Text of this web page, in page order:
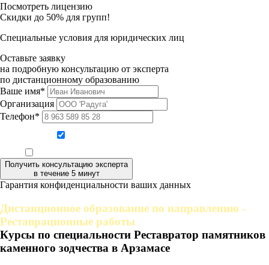
Посмотреть лицензию
Скидки до 50% для групп!
Специальные условия для юридических лиц
Оставьте заявку
на подробную консультацию от эксперта
по дистанционному образованию
Ваше имя*
Организация
Телефон*
Получить консультацию эксперта
в течение 5 минут
Гарантия конфиденциальности ваших данных
Дистанционное образование по направлению -
Реставрационные работы
Курсы по специальности Реставратор памятников
каменного зодчества в Арзамасе